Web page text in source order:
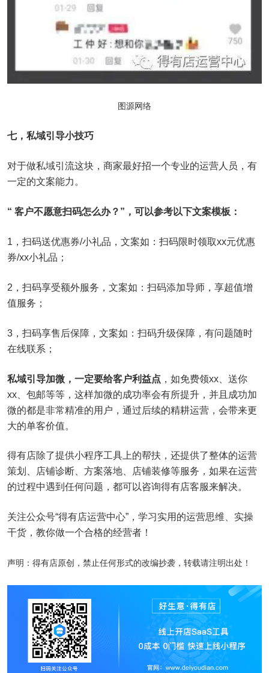
图源网络
七，私域引导小技巧
对于做私域引流这块，商家最好招一个专业的运营人员，有
一定的文案能力。
“ 客户不愿意扫码怎么办？”，可以参考以下文案模板：
1，扫码送优惠券/小礼品，文案如：扫码限时领取xx元优惠
券/xx小礼品；
2，扫码享受额外服务，文案如：扫码添加导师，享超值增
值服务；
3，扫码享售后保障，文案如：扫码升级保障，有问题随时
在线联系；
私域引导加微，一定要给客户利益点 ，如免费领xx、送你
xx、包邮等等，这样加微的成功率会有所提升，并且成功加
微的都是非常精准的用户，通过后续的精耕运营，会带来更
大的单客价值。
得有店除了提供小程序工具上的帮扶，还提供了整体的运营
策划、店铺诊断、方案落地、店铺装修等服务，如果在运营
的过程中遇到任何问题，都可以咨询得有店客服来解决。
关注公众号“得有店运营中心”，学习实用的运营思维、实操
干货，教你做一个合格的经营者！
声明：得有店原创，禁止任何形式的改编抄袭，转载请注明出处！